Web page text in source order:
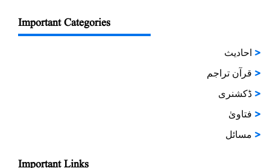
Important Categories
احادیث
قرآن تراجم
ڈکشنری
فتاویٰ
مسائل
Important Links